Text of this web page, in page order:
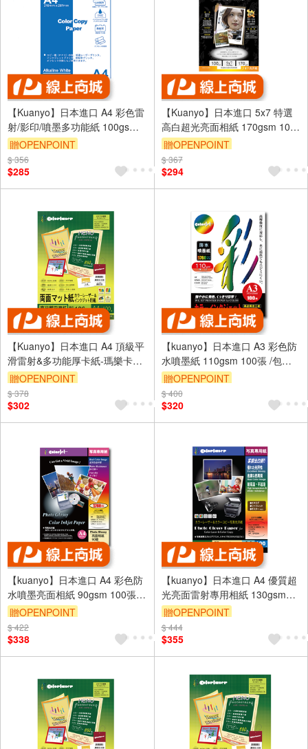
【Kuanyo】日本進口 A4 彩色雷
射/影印/噴墨多功能紙 100gsm
500張 /包 ASB100
贈OPENPOINT
$ 356
$285
【Kuanyo】日本進口 5x7 特選
高白超光亮面相紙 170gsm 100
張 /包 GB170
贈OPENPOINT
$ 367
$294
【Kuanyo】日本進口 A4 頂級平
滑雷射&多功能厚卡紙-瑪樂卡
186gsm 100張 /包 MA186
贈OPENPOINT
$ 378
$302
【kuanyo】日本進口 A3 彩色防
水噴墨紙 110gsm 100張 /包
BS110
贈OPENPOINT
$ 400
$320
【kuanyo】日本進口 A4 彩色防
水噴墨亮面相紙 90gsm 100張 /
包 DS90
贈OPENPOINT
$ 422
$338
【kuanyo】日本進口 A4 優質超
光亮面雷射專用相紙 130gsm
100張 /包 GW130
贈OPENPOINT
$ 444
$355